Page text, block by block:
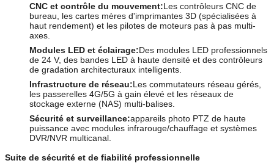
CNC et contrôle du mouvement:Les contrôleurs CNC de
bureau, les cartes mères d'imprimantes 3D (spécialisées à
haut rendement) et les pilotes de moteurs pas à pas multi-
axes.
Modules LED et éclairage:Des modules LED professionnels
de 24 V, des bandes LED à haute densité et des contrôleurs
de gradation architecturaux intelligents.
Infrastructure de réseau:Les commutateurs réseau gérés,
les passerelles 4G/5G à gain élevé et les réseaux de
stockage externe (NAS) multi-balises.
Sécurité et surveillance:appareils photo PTZ de haute
puissance avec modules infrarouge/chauffage et systèmes
DVR/NVR multicanal.
Suite de sécurité et de fiabilité professionnelle